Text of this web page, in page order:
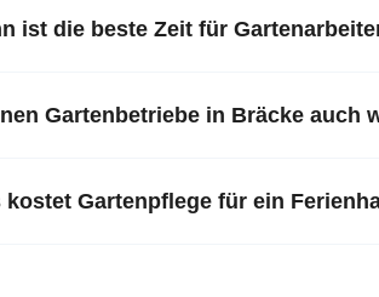
ist die beste Zeit für
Gartenbetriebe in Bräcke auch
kostet Gartenpflege für ein